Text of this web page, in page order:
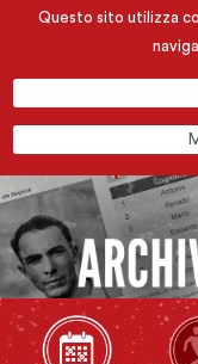
Questo sito utilizza